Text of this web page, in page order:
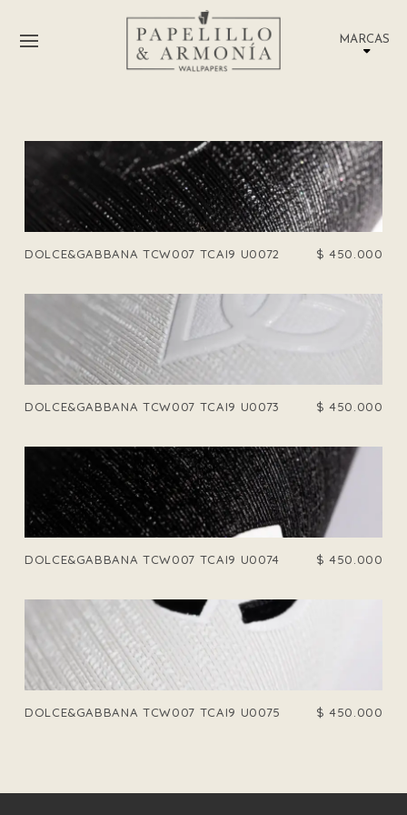
MARCAS
DOLCE&GABBANA TCW007 TCAI9 U0072 $ 450.000
DOLCE&GABBANA TCW007 TCAI9 U0073 $ 450.000
DOLCE&GABBANA TCW007 TCAI9 U0074 $ 450.000
DOLCE&GABBANA TCW007 TCAI9 U0075 $ 450.000